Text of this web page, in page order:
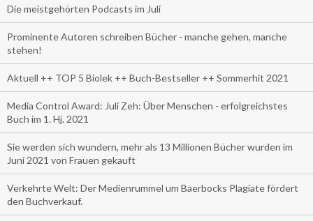
Die meistgehörten Podcasts im Juli
Prominente Autoren schreiben Bücher - manche gehen, manche
stehen!
Aktuell ++ TOP 5 Biolek ++ Buch-Bestseller ++ Sommerhit 2021
Media Control Award: Juli Zeh: Über Menschen - erfolgreichstes
Buch im 1. Hj. 2021
Sie werden sich wundern, mehr als 13 Millionen Bücher wurden im
Juni 2021 von Frauen gekauft
Verkehrte Welt: Der Medienrummel um Baerbocks Plagiate fördert
den Buchverkauf.